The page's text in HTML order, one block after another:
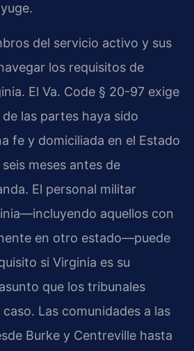
del servicio activo y sus
los requisitos de
El Va. Code § 20-97 exige
las partes haya sido
fe y domiciliada en el Estado
meses antes de
El personal militar
aquellos con
en otro estado—puede
si Virginia es su
que los tribunales
Las comunidades a las
Burke y Centreville hasta